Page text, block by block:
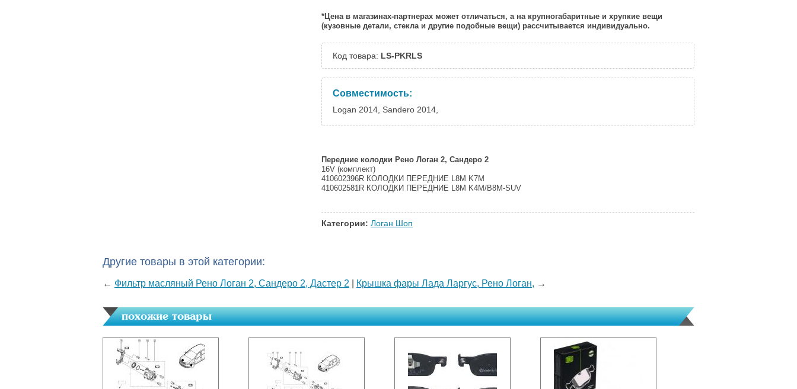
*Цена в магазинах-партнерах может отличаться, а на крупногабаритные и хрупкие вещи
(кузовные детали, стекла и другие подобные вещи) рассчитывается индивидуально.
Код товара: LS-PKRLS
Совместимость:
Logan 2014, Sandero 2014,
Передние колодки Рено Логан 2, Сандеро 2
16V (комплект)
410602396R КОЛОДКИ ПЕРЕДНИЕ L8M K7M
410602581R КОЛОДКИ ПЕРЕДНИЕ L8M K4M/B8M-SUV
Категории: Логан Шоп
Другие товары в этой категории:
← Фильтр масляный Рено Логан 2, Сандеро 2, Дастер 2 Крышка фары Лада Ларгус, Рено Логан, →
похожие товары